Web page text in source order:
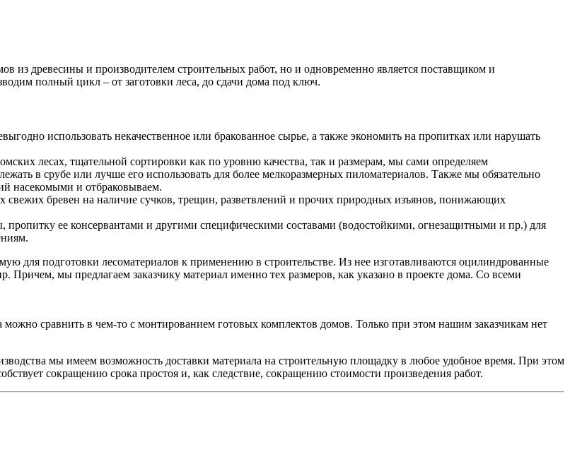
из древесины и производителем строительных работ, но и одновременно является поставщиком и
полный цикл – от заготовки леса, до сдачи дома под ключ.
использовать некачественное или бракованное сырье, а также экономить на пропитках или нарушать
лесах, тщательной сортировки как по уровню качества, так и размерам, мы сами определяем
в срубе или лучше его использовать для более мелкоразмерных пиломатериалов. Также мы обязательно
насекомыми и отбраковываем.
свежих бревен на наличие сучков, трещин, разветвлений и прочих природных изъянов, понижающих
ее консервантами и другими специфическими составами (водостойкими, огнезащитными и пр.) для
для подготовки лесоматериалов к применению в строительстве. Из нее изготавливаются оцилиндрованные
Причем, мы предлагаем заказчику материал именно тех размеров, как указано в проекте дома. Со всеми
можно сравнить в чем-то с монтированием готовых комплектов домов. Только при этом нашим заказчикам нет
мы имеем возможность доставки материала на строительную площадку в любое удобное время. При этом
сокращению срока простоя и, как следствие, сокращению стоимости произведения работ.